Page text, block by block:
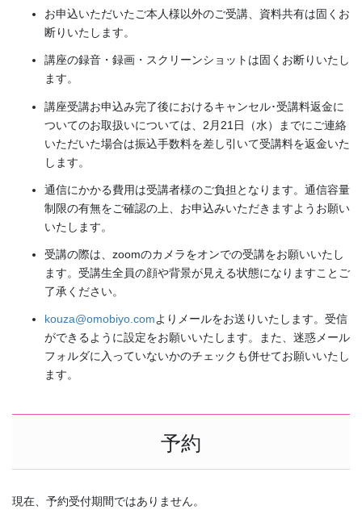
お申込いただいたご本人様以外のご受講、資料共有は固くお
断りいたします。
講座の録音・録画・スクリーンショットは固くお断りいたし
ます。
講座受講お申込み完了後におけるキャンセル･受講料返金に
ついてのお取扱いについては、2月21日（水）までにご連絡
いただいた場合は振込手数料を差し引いて受講料を返金いた
します。
通信にかかる費用は受講者様のご負担となります。通信容量
制限の有無をご確認の上、お申込みいただきますようお願い
いたします。
受講の際は、zoomのカメラをオンでの受講をお願いいたし
ます。受講生全員の顔や背景が見える状態になりますことご
了承ください。
kouza@omobiyo.comよりメールをお送りいたします。受信
ができるように設定をお願いいたします。また、迷惑メール
フォルダに入っていないかのチェックも併せてお願いいたし
ます。
予約
現在、予約受付期間ではありません。